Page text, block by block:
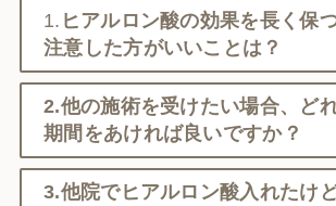
1. ヒアルロン酸の効果を長く保
注意した方がいいことは？
2.他の施術を受けたい場合、ど
期間をあければ良いですか？
3.他院でヒアルロン酸入れたけ